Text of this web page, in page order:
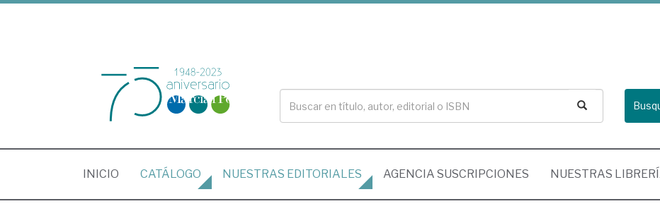
INICIO (CURRENT)
CATÁLOGO NUESTRAS EDITORIALES AGENCIA SUSCRIPCIONES NUESTRAS